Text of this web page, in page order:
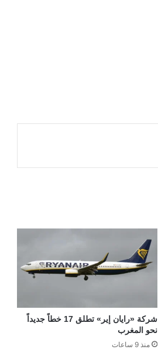
شركة «رايان إير» تطلق 17 خطاً جديداً
نحو المغرب
منذ 9 ساعات